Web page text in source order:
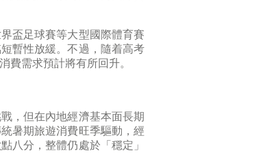
盃足球賽等大型國際體育賽
暫性放緩。不過，隨着高考
費需求預計將有所回升。
，但在內地經濟基本面長期
暑期旅遊消費旺季驅動，經
八分，整體仍處於「穩定」